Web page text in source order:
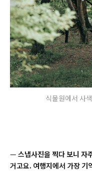
식물원에서 사
— 스냅사진을 찍다 보니 자
거고요. 여행지에서 가장 기